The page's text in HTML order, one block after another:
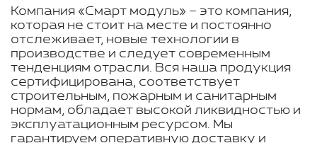
Компания «Смарт модуль» – это компания,
которая не стоит на месте и постоянно
отслеживает, новые технологии в
производстве и следует современным
тенденциям отрасли. Вся наша продукция
сертифицирована, соответствует
строительным, пожарным и санитарным
нормам, обладает высокой ликвидностью и
эксплуатационным ресурсом. Мы
гарантируем оперативную доставку и